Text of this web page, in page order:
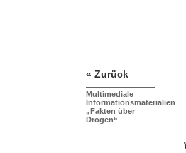
« Zurück
Multimediale
Informationsmaterialien
„Fakten über
Drogen“